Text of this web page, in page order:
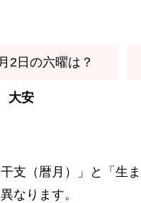
2日の六曜は？
大安
干支（暦月）」と「生
なります。